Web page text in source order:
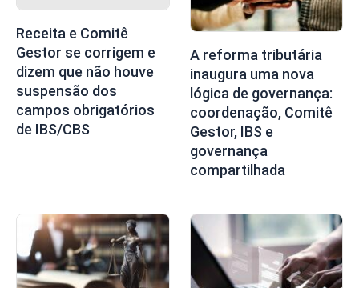
Receita e Comitê
Gestor se corrigem e
dizem que não houve
suspensão dos
campos obrigatórios
de IBS/CBS
A reforma tributária
inaugura uma nova
lógica de governança:
coordenação, Comitê
Gestor, IBS e
governança
compartilhada